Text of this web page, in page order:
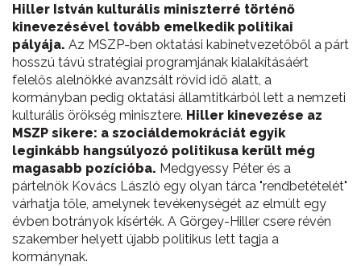
Hiller István kulturális miniszterré történő
kinevezésével tovább emelkedik politikai
pályája. Az MSZP-ben oktatási kabinetvezetőből a párt
hosszú távú stratégiai programjának kialakításáért
felelős alelnökké avanzsált rövid idő alatt, a
kormányban pedig oktatási államtitkárból lett a nemzeti
kulturális örökség minisztere. Hiller kinevezése az
MSZP sikere: a szociáldemokráciát egyik
leginkább hangsúlyozó politikusa került még
magasabb pozícióba. Medgyessy Péter és a
pártelnök Kovács László egy olyan tárca "rendbetételét"
várhatja tőle, amelynek tevékenységét az elmúlt egy
évben botrányok kísérték. A Görgey-Hiller csere révén
szakember helyett újabb politikus lett tagja a
kormánynak.